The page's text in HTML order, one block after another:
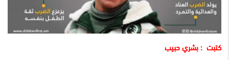
كتبت : بشري حبيب